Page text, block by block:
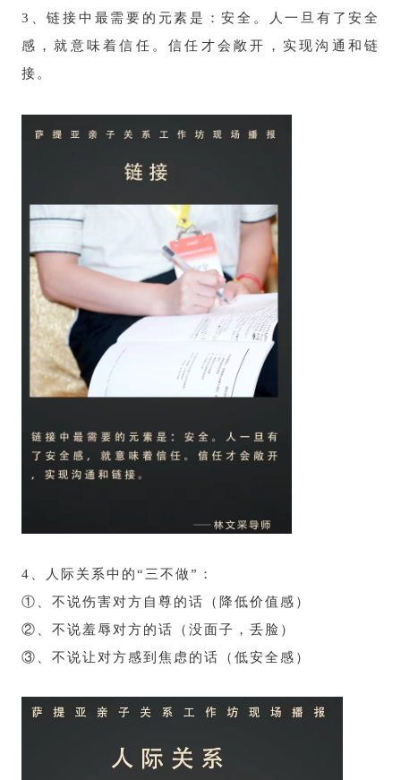
3、链接中最需要的元素是：安全。人一旦有了安全
感，就意味着信任。信任才会敞开，实现沟通和链
接。
4、
人际关系中的“三不做”：
①、不说伤害对方自尊的话（降低价值感）
②、不说羞辱对方的话（没面子，丢脸）
③、不说让对方感到焦虑的话（低安全感）